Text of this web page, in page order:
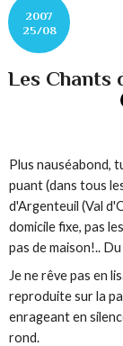
2007
25/08
Les Chants
Plus nauséabond,
puant (dans tous
d'Argenteuil (Val
domicile fixe, pas
pas de maison!..
Je ne rêve pas en
reproduite sur la
enrageant en
rond.